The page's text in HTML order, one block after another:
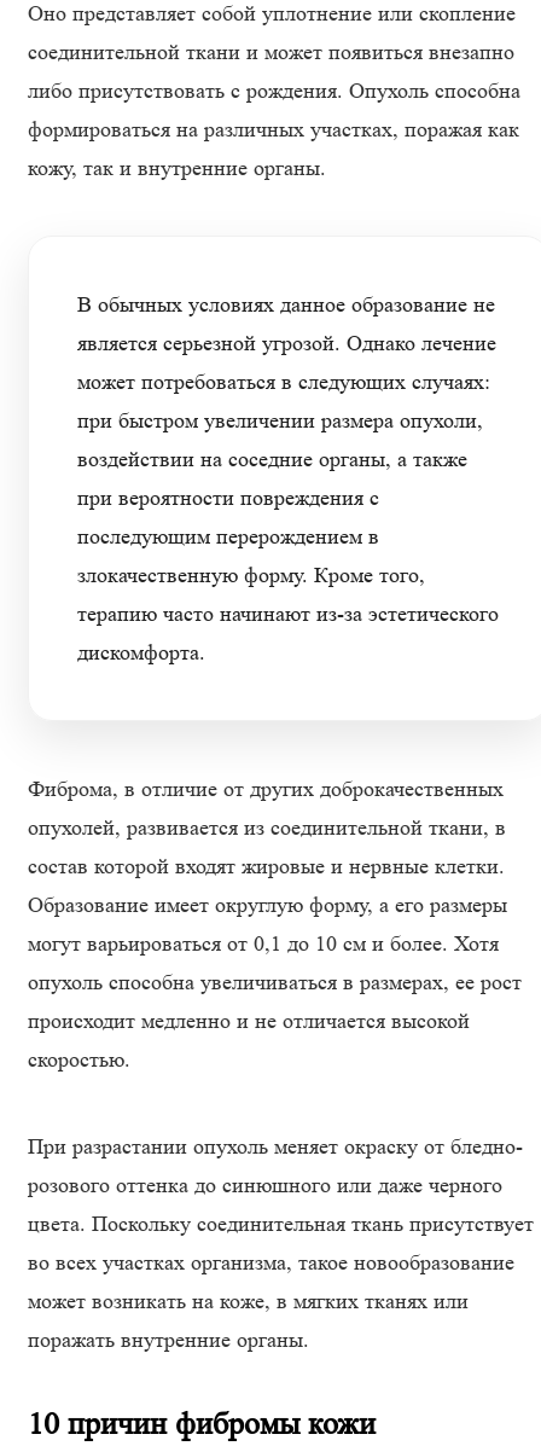
Оно представляет собой уплотнение или скопление
соединительной ткани и может появиться внезапно
либо присутствовать с рождения. Опухоль способна
формироваться на различных участках, поражая как
кожу, так и внутренние органы.
В обычных условиях данное образование не
является серьезной угрозой. Однако лечение
может потребоваться в следующих случаях:
при быстром увеличении размера опухоли,
воздействии на соседние органы, а также
при вероятности повреждения с
последующим перерождением в
злокачественную форму. Кроме того,
терапию часто начинают из-за эстетического
дискомфорта.
Фиброма, в отличие от других доброкачественных
опухолей, развивается из соединительной ткани, в
состав которой входят жировые и нервные клетки.
Образование имеет округлую форму, а его размеры
могут варьироваться от 0,1 до 10 см и более. Хотя
опухоль способна увеличиваться в размерах, ее рост
происходит медленно и не отличается высокой
скоростью.
При разрастании опухоль меняет окраску от бледно-
розового оттенка до синюшного или даже черного
цвета. Поскольку соединительная ткань присутствует
во всех участках организма, такое новообразование
может возникать на коже, в мягких тканях или
поражать внутренние органы.
10 причин фибромы кожи